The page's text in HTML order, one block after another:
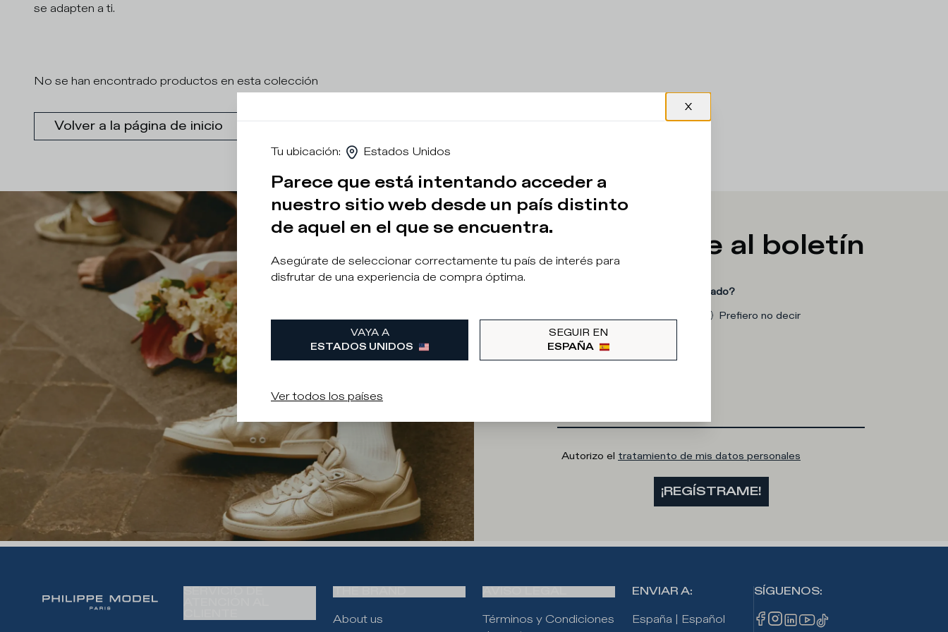
se adapten a ti.
No se han encontrado productos en esta colección
Volver a la página de inicio
Suscribirse al boletín
¿En qué categoría está interesado?
Prefiero no decir
Autorizo el tratamiento de mis datos personales
¡REGÍSTRAME!
About us
Términos y Condiciones
ENVIAR A:
España
Español
SÍGUENOS:
Tu ubicación: Estados Unidos
Parece que está intentando acceder a
nuestro sitio web desde un país distinto
de aquel en el que se encuentra.
Asegúrate de seleccionar correctamente tu país de interés para
disfrutar de una experiencia de compra óptima.
VAYA A
ESTADOS UNIDOS
SEGUIR EN
ESPAÑA
Ver todos los países